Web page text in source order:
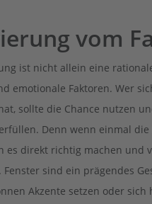
vom
ist nicht allein eine
emotionale Faktoren. Wer
sollte die Chance nutzen
Denn wenn einmal die
es direkt richtig machen und
Fenster sind ein prägendes
Akzente setzen oder